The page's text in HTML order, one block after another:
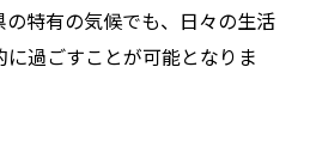
特有の気候でも、日々の生活
過ごすことが可能となりま